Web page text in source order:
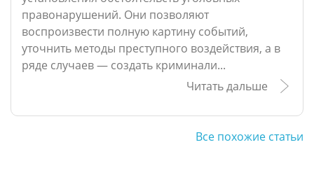
правонарушений. Они позволяют
воспроизвести полную картину событий,
уточнить методы преступного воздействия, а в
ряде случаев — создать криминали...
Читать дальше
Все похожие статьи